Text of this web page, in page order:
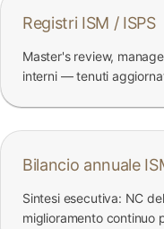
Registri ISM / ISPS
Master's review,
interni — tenuti
Bilancio annuale
Sintesi esecutiva: NC
miglioramento continuo